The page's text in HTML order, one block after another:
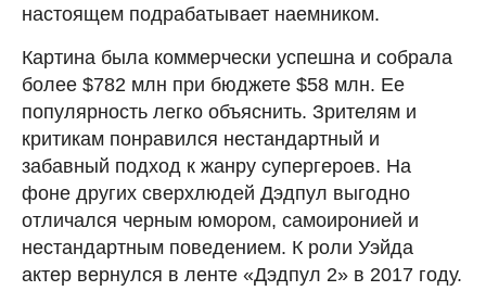
настоящем подрабатывает наемником.
Картина была коммерчески успешна и собрала
более $782 млн при бюджете $58 млн. Ее
популярность легко объяснить. Зрителям и
критикам понравился нестандартный и
забавный подход к жанру супергероев. На
фоне других сверхлюдей Дэдпул выгодно
отличался черным юмором, самоиронией и
нестандартным поведением. К роли Уэйда
актер вернулся в ленте «Дэдпул 2» в 2017 году.